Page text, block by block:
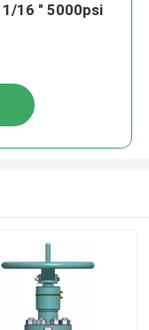
16 " 5000psi